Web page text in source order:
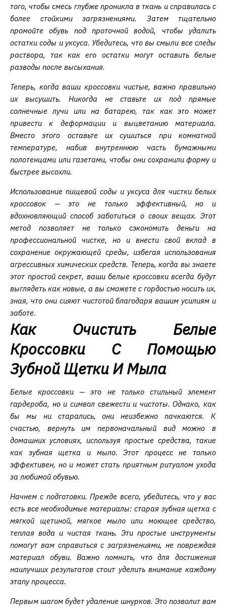
того, чтобы смесь глубже проникла в ткань и справилась с
более стойкими загрязнениями. Затем тщательно
промойте обувь под проточной водой, чтобы удалить
остатки соды и уксуса. Убедитесь, что вы смыли все следы
раствора, так как его остатки могут оставить белые
разводы после высыхания.
Теперь, когда ваши кроссовки чистые, важно правильно
их высушить. Никогда не ставьте их под прямые
солнечные лучи или на батарею, так как это может
привести к деформации и выцветанию материала.
Вместо этого оставьте их сушиться при комнатной
температуре, набив внутреннюю часть бумажными
полотенцами или газетами, чтобы они сохранили форму и
быстрее высохли.
Использование пищевой соды и уксуса для чистки белых
кроссовок — это не только эффективный, но и
вдохновляющий способ заботиться о своих вещах. Этот
метод позволяет не только сэкономить деньги на
профессиональной чистке, но и внести свой вклад в
сохранение окружающей среды, избегая использования
агрессивных химических средств. Теперь, когда вы знаете
этот простой секрет, ваши белые кроссовки всегда будут
выглядеть как новые, а вы сможете с гордостью носить их,
зная, что они сияют чистотой благодаря вашим усилиям и
заботе.
Как Очистить Белые
Кроссовки С Помощью
Зубной Щетки И Мыла
Белые кроссовки — это не только стильный элемент
гардероба, но и символ свежести и чистоты. Однако, как
бы мы ни старались, они неизбежно пачкаются. К
счастью, вернуть им первоначальный вид можно в
домашних условиях, используя простые средства, такие
как зубная щетка и мыло. Этот процесс не только
эффективен, но и может стать приятным ритуалом ухода
за любимой обувью.
Начнем с подготовки. Прежде всего, убедитесь, что у вас
есть все необходимые материалы: старая зубная щетка с
мягкой щетиной, мягкое мыло или моющее средство,
теплая вода и чистая ткань. Эти простые инструменты
помогут вам справиться с загрязнениями, не повреждая
материал обуви. Важно помнить, что для достижения
наилучших результатов стоит уделить внимание каждому
этапу процесса.
Первым шагом будет удаление шнурков. Это позволит вам